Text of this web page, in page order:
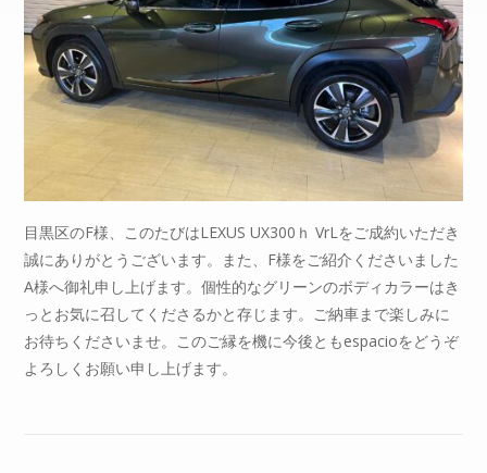
目黒区のF様、このたびはLEXUS UX300ｈ VrLをご成約いただき
誠にありがとうございます。また、F様をご紹介くださいました
A様へ御礼申し上げます。個性的なグリーンのボディカラーはき
っとお気に召してくださるかと存じます。ご納車まで楽しみに
お待ちくださいませ。このご縁を機に今後ともespacioをどうぞ
よろしくお願い申し上げます。